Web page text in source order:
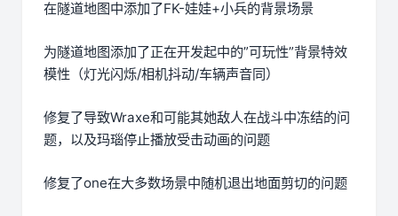
在隧道地图中添加了FK-娃娃+小兵的背景场景
为隧道地图添加了正在开发起中的”可玩性”背景特效
模性（灯光闪烁/相机抖动/车辆声音同）
修复了导致Wraxe和可能其她敌人在战斗中冻结的问
题，以及玛瑙停止播放受击动画的问题
修复了one在大多数场景中随机退出地面剪切的问题